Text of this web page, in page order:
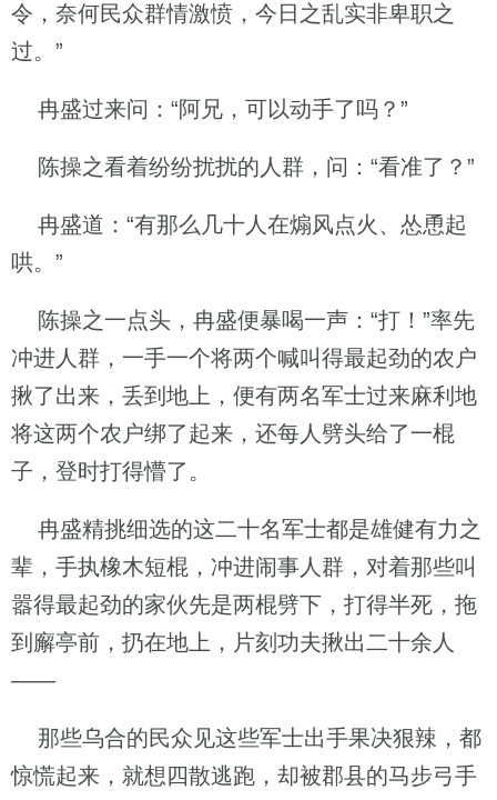
令，奈何民众群情激愤，今日之乱实非卑职之
过。”
冉盛过来问：“阿兄，可以动手了吗？”
陈操之看着纷纷扰扰的人群，问：“看准了？”
冉盛道：“有那么几十人在煽风点火、怂恿起
哄。”
陈操之一点头，冉盛便暴喝一声：“打！”率先
冲进人群，一手一个将两个喊叫得最起劲的农户
揪了出来，丢到地上，便有两名军士过来麻利地
将这两个农户绑了起来，还每人劈头给了一棍
子，登时打得懵了。
冉盛精挑细选的这二十名军士都是雄健有力之
辈，手执橡木短棍，冲进闹事人群，对着那些叫
嚣得最起劲的家伙先是两棍劈下，打得半死，拖
到廨亭前，扔在地上，片刻功夫揪出二十余人
——
那些乌合的民众见这些军士出手果决狠辣，都
惊慌起来，就想四散逃跑，却被郡县的马步弓手